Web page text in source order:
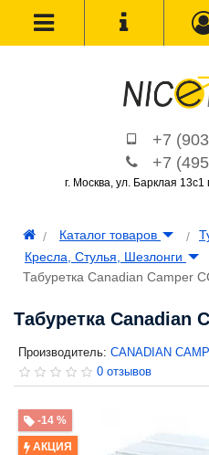
+7
+7
г. Москва, ул. Барклая
Каталог товаров
Кресла, Стулья, Шезлонги
Табуретка Canadian Camper
Табуретка Canadian
Производитель: CANADIAN
0 отзывов
-14 %
АКЦИЯ